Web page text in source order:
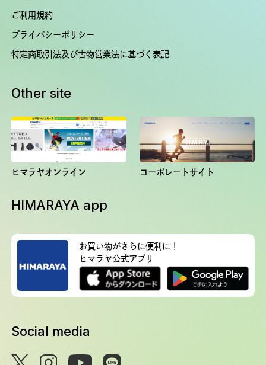
ご利用規約
プライバシーポリシー
特定商取引法及び古物営業法に基づく表記
Other site
ヒマラヤオンライン コーポレートサイト
HIMARAYA app
お買い物がさらに便利に！
ヒマラヤ公式アプリ
Social media